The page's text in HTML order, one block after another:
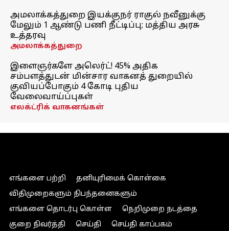
அமலாக்கத்துறை இயக்குநர் ராகுல் நவீனுக்கு
மேலும் 1 ஆண்டு பணி நீட்டிப்பு; மத்திய அரசு
உத்தரவு
அமலாக்கத்துறை
இளைஞர்களே அலெர்ட்! 45% அதிக
சம்பளத்துடன் மின்சார வாகனத் துறையில்
குவியப்போகும் 4 கோடி புதிய
வேலைவாய்ப்புகள்
எலக்ட்ரிக் வாகனங்கள்
எங்களை பற்றி
தனியுரிமைக் கொள்கை
விதிமுறைகளும் நிபந்தனைகளும்
எங்களை தொடர்பு கொள்ள
நெறிமுறை நடத்தை
குறை நிவர்த்தி
செய்தி செய்தி காப்பகம்